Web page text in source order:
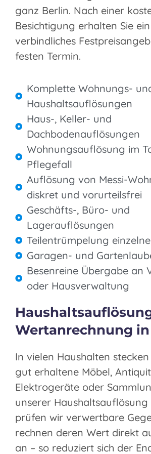
ganz Berlin. Nach einer
Besichtigung erhalten Sie ein
verbindliches
festen Termin.
Komplette Wohnungs-
Haushaltsauflösungen
Haus-, Keller- und
Dachbodenauflösungen
Wohnungsauflösung im
Pflegefall
Auflösung von Messi-
diskret und vorurteilsfrei
Geschäfts-, Büro- und
Lagerauflösungen
Teilentrümpelung
Garagen- und
Besenreine Übergabe an
oder Hausverwaltung
Wertanrechnung
In vielen Haushalten
gut erhaltene Möbel,
Elektrogeräte oder
unserer Haushaltsauflösung
prüfen wir verwertbare
rechnen deren Wert direkt
an – so reduziert sich der